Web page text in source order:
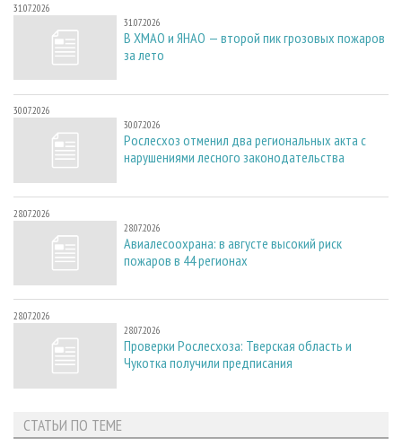
31.07.2026
31.07.2026
В ХМАО и ЯНАО — второй пик грозовых пожаров
за лето
30.07.2026
30.07.2026
Рослесхоз отменил два региональных акта с
нарушениями лесного законодательства
28.07.2026
28.07.2026
Авиалесоохрана: в августе высокий риск
пожаров в 44 регионах
28.07.2026
28.07.2026
Проверки Рослесхоза: Тверская область и
Чукотка получили предписания
СТАТЬИ ПО ТЕМЕ